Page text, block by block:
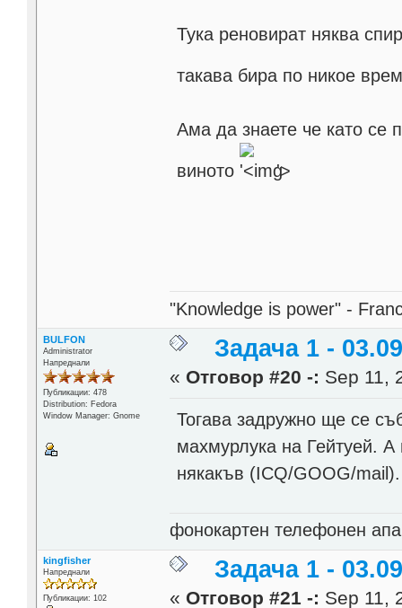
Тука реновират няква
такава бира по никое
Ама да знаете че като се
виното '>
"Knowledge is power" -
BULFON
Administrator
Напреднали
Публикации: 478
Distribution: Fedora
Window Manager: Gnome
Задача 1 -
« Отговор #20 -: Sep 11,
Тогава задружно ще се
махмурлука на Гейтуей.
някакъв (ICQ/GOOG/mail).
фонокартен телефонен
kingfisher
Напреднали
Публикации: 102
Задача 1 -
« Отговор #21 -: Sep 11,